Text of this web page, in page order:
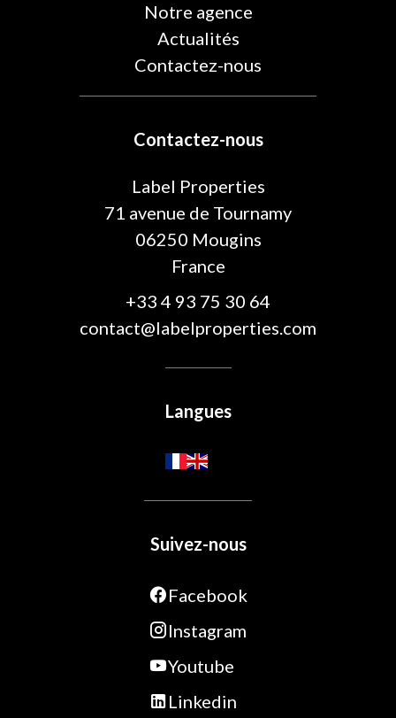
Notre agence
Actualités
Contactez-nous
Contactez-nous
Label Properties
71 avenue de Tournamy
06250 Mougins
France
+33 4 93 75 30 64
contact@labelproperties.com
Langues
Suivez-nous
Facebook
Instagram
Youtube
Linkedin